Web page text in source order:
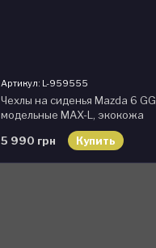
Артикул: L-959555
Чехлы на сиденья Mazda 6 GG
модельные MAX-L, экокожа
5 990 грн Купить